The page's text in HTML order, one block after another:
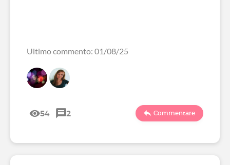
Ultimo commento: 01/08/25
54 2 Commentare